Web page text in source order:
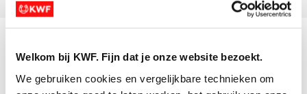
Welkom bij KWF. Fijn dat je onze website bezoekt.
We gebruiken cookies en vergelijkbare technieken om
Actiematerialen
Evenementen